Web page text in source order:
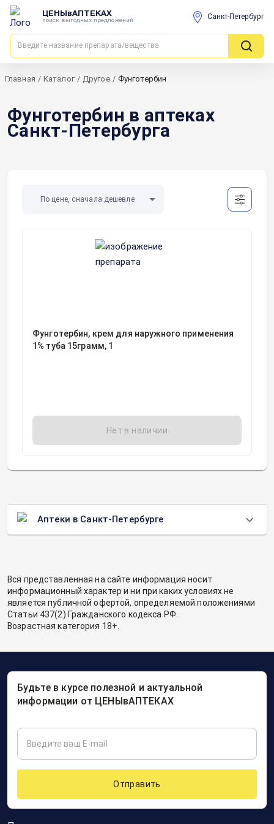
ЦЕНЫвАПТЕКАХ
поиск выгодных предложений Санкт-Петербург
Главная / Каталог / Другое / Фунготербин
Фунготербин в аптеках
Санкт-Петербурга
По цене, сначала дешевле
Фунготербин, крем для наружного применения
1% туба 15грамм, 1
Нет в наличии
Аптеки в Санкт-Петербурге
Вся представленная на сайте информация носит
информационный характер и ни при каких условиях не
является публичной офертой, определяемой положениями
Статьи 437(2) Гражданского кодекса РФ.
Возрастная категория 18+.
Будьте в курсе полезной и актуальной
информации от ЦЕНЫвАПТЕКАХ
Отправить